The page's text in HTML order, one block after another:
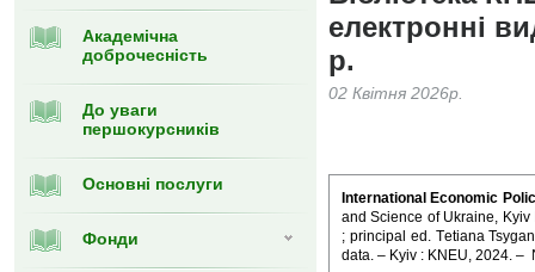
Академічна
доброчесність
До уваги
першокурсників
Основні послуги
Фонди
електронні
р.
02 Квітня 2026р.
International Economic
and Science of Ukraine,
; principal ed. Тetiana
data. – Kyiv : KNEU, 2024. –